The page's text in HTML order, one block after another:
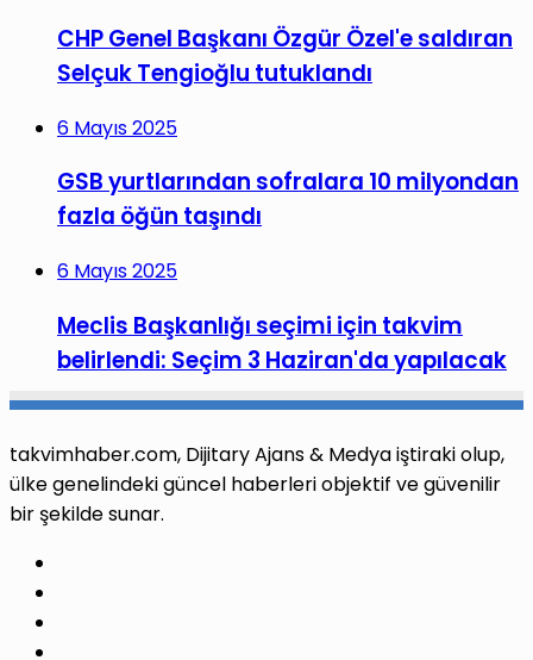
CHP Genel Başkanı Özgür Özel'e saldıran
Selçuk Tengioğlu tutuklandı
6 Mayıs 2025
GSB yurtlarından sofralara 10 milyondan
fazla öğün taşındı
6 Mayıs 2025
Meclis Başkanlığı seçimi için takvim
belirlendi: Seçim 3 Haziran'da yapılacak
takvimhaber.com, Dijitary Ajans & Medya iştiraki olup,
ülke genelindeki güncel haberleri objektif ve güvenilir
bir şekilde sunar.